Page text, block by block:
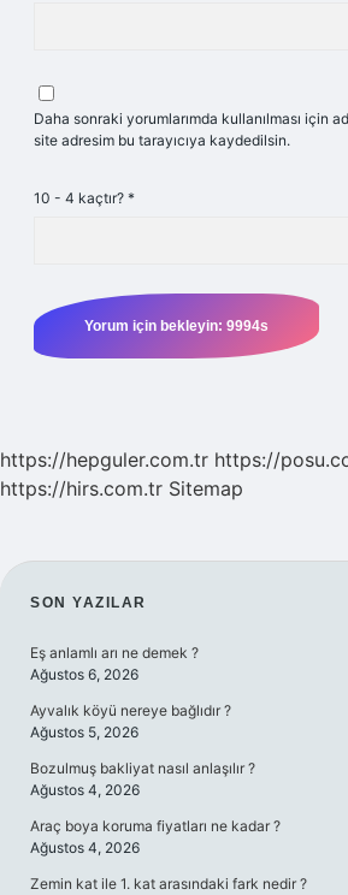
Daha sonraki yorumlarımda kullanılması için
site adresim bu tarayıcıya kaydedilsin.
10 - 4 kaçtır? *
https://hepguler.com.tr https://
https://hirs.com.tr Sitemap
SIDEBAR
SON YAZILAR
Eş anlamlı arı ne demek ?
Ağustos 6, 2026
Ayvalık köyü nereye bağlıdır ?
Ağustos 5, 2026
Bozulmuş bakliyat nasıl anlaşılır ?
Ağustos 4, 2026
Araç boya koruma fiyatları ne kadar ?
Ağustos 4, 2026
Zemin kat ile 1. kat arasındaki fark nedir ?